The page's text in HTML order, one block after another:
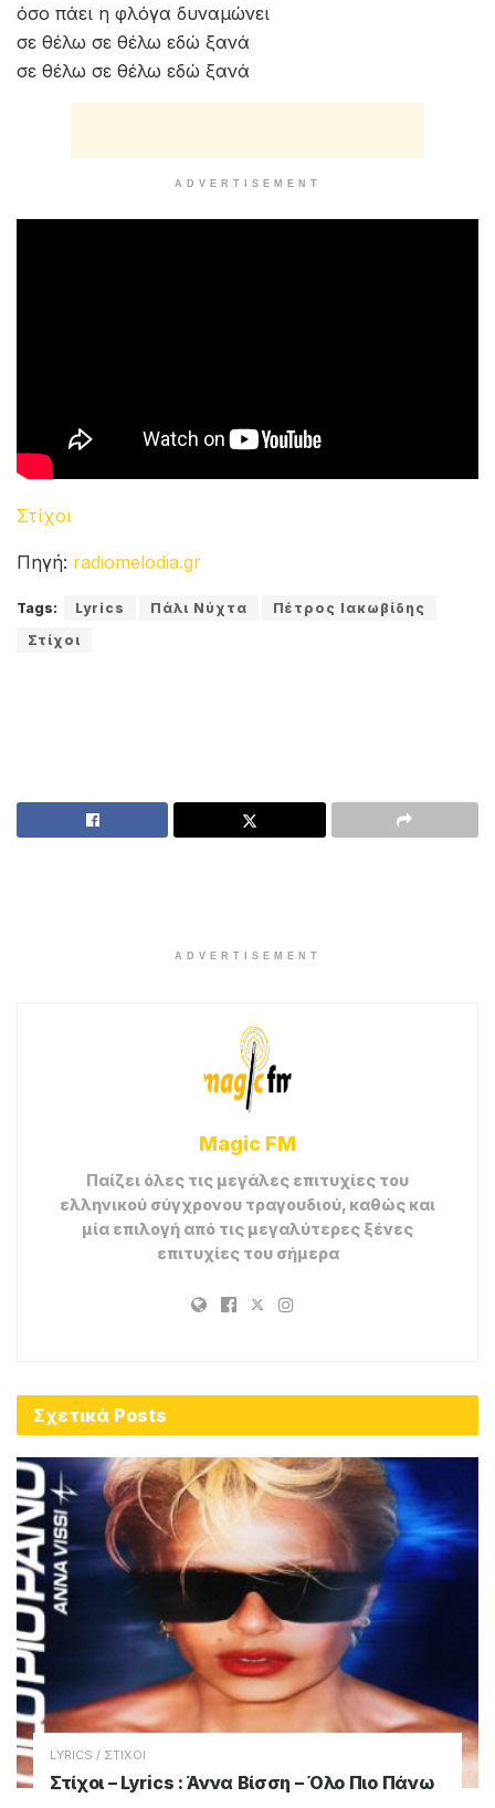
όσο πάει η φλόγα δυναμώνει
σε θέλω σε θέλω εδώ ξανά
σε θέλω σε θέλω εδώ ξανά
ADVERTISEMENT
Στίχοι
Πηγή: radiomelodia.gr
Tags: Lyrics Πάλι Νύχτα
Πέτρος Ιακωβίδης
Στίχοι
ADVERTISEMENT
Magic FM
Παίζει όλες τις μεγάλες επιτυχίες του
ελληνικού σύγχρονου τραγουδιού, καθώς και
μία επιλογή από τις μεγαλύτερες ξένες
επιτυχίες του σήμερα
Σχετικά Posts
LYRICS / ΣΤΙΧΟΙ
Στίχοι – Lyrics : Άννα Βίσση – Όλο Πιο Πάνω